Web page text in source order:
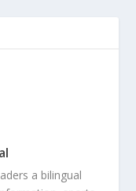
a bilingual